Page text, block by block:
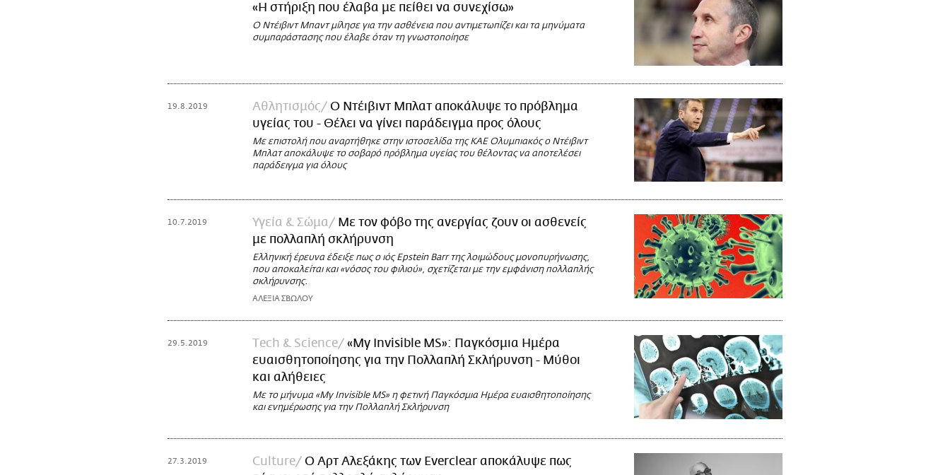
«Η στήριξη που έλαβα με πείθει να συνεχίσω»
Ο Ντέιβιντ Μπαντ μίλησε για την ασθένεια που αντιμετωπίζει και τα μηνύματα
συμπαράστασης που έλαβε όταν τη γνωστοποίησε
19.8.2019 Αθλητισμός
Ο Ντέιβιντ Μπλατ αποκάλυψε το πρόβλημα
υγείας του - Θέλει να γίνει παράδειγμα προς όλους
Με επιστολή που αναρτήθηκε στην ιστοσελίδα της ΚΑΕ Ολυμπιακός ο Ντέιβιντ
Μπλατ αποκάλυψε το σοβαρό πρόβλημα υγείας του θέλοντας να αποτελέσει
παράδειγμα για όλους
10.7.2019 Υγεία & Σώμα
Με τον φόβο της ανεργίας ζουν οι ασθενείς
με πολλαπλή σκλήρυνση
Ελληνική έρευνα έδειξε πως ο ιός Epstein Barr της λοιμώδους μονοπυρήνωσης,
που αποκαλείται και «νόσος του φιλιού», σχετίζεται με την εμφάνιση πολλαπλής
σκλήρυνσης.
ΑΛΕΞΙΑ ΣΒΩΛΟΥ
29.5.2019 Τech & Science
«My Invisible MS»: Παγκόσμια Ημέρα
ευαισθητοποίησης για την Πολλαπλή Σκλήρυνση - Μύθοι
και αλήθειες
Με το μήνυμα «My Invisible MS» η φετινή Παγκόσμια Ημέρα ευαισθητοποίησης
και ενημέρωσης για την Πολλαπλή Σκλήρυνση
27.3.2019 Culture
O Αρτ Αλεξάκης των Everclear αποκάλυψε πως